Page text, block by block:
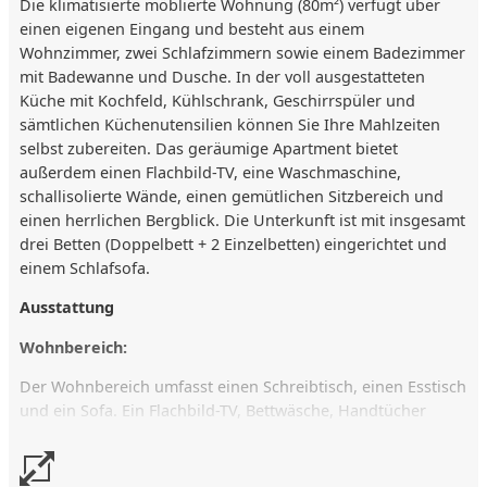
Die klimatisierte möblierte Wohnung (80m²) verfügt über
einen eigenen Eingang und besteht aus einem
Wohnzimmer, zwei Schlafzimmern sowie einem Badezimmer
mit Badewanne und Dusche. In der voll ausgestatteten
Küche mit Kochfeld, Kühlschrank, Geschirrspüler und
sämtlichen Küchenutensilien können Sie Ihre Mahlzeiten
selbst zubereiten. Das geräumige Apartment bietet
außerdem einen Flachbild-TV, eine Waschmaschine,
schallisolierte Wände, einen gemütlichen Sitzbereich und
einen herrlichen Bergblick. Die Unterkunft ist mit insgesamt
drei Betten (Doppelbett + 2 Einzelbetten) eingerichtet und
einem Schlafsofa.
Ausstattung
Wohnbereich:
Der Wohnbereich umfasst einen Schreibtisch, einen Esstisch
und ein Sofa. Ein Flachbild-TV, Bettwäsche, Handtücher
Fahrstuhl, ein Sitzbereich und ein Klappbett ergänzen die
Ausstattung.